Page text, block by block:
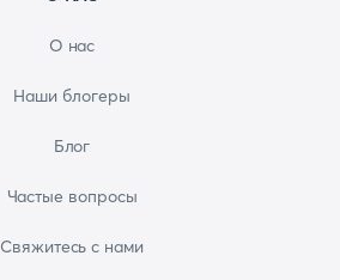
О нас
Наши блогеры
Блог
Частые вопросы
Свяжитесь с нами